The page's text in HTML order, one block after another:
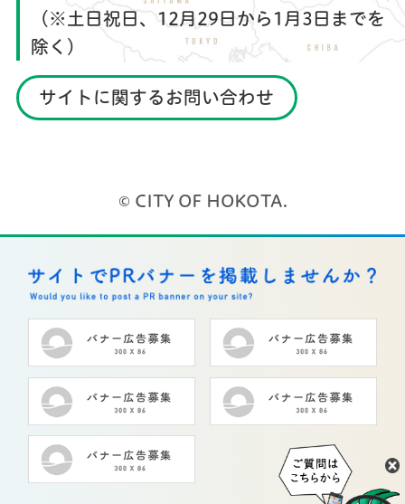
（※土日祝日、12月29日から1月3日までを
除く）
サイトに関するお問い合わせ
© CITY OF HOKOTA.